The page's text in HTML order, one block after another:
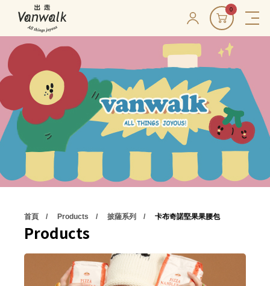
0
首頁 Products 披薩系列 卡布奇諾堅果果腰包
Products